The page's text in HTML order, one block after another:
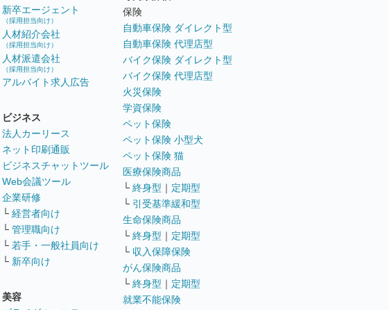
新卒エージェント
（採用担当向け）
人材紹介会社
（採用担当向け）
人材派遣会社
（採用担当向け）
アルバイト求人広告
ビジネス
法人カーリース
ネット印刷通販
ビジネスチャットツール
Web会議ツール
企業研修
└ 経営者向け
└ 管理職向け
└ 若手・一般社員向け
└ 新卒向け
美容
保険
自動車保険 ダイレクト型
自動車保険 代理店型
バイク保険 ダイレクト型
バイク保険 代理店型
火災保険
学資保険
ペット保険
ペット保険 小型犬
ペット保険 猫
医療保険商品
└ 終身型 ｜ 定期型
└ 引受基準緩和型
生命保険商品
└ 終身型 ｜ 定期型
└ 収入保障保険
がん保険商品
└ 終身型 ｜ 定期型
就業不能保険